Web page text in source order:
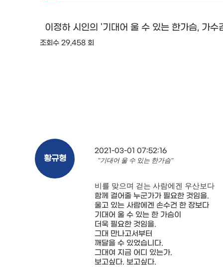
이정하 시인의 '기대어 울 수 있는 한가슴, 가수
조회수 29,458 회
황규형
2021-03-01 07:52:16
"기대어 울 수 있는 한가슴"
비를 맞으며 걷는 사람에겐 우산보다
함께 걸어줄 누군가가 필요한 것임을.
울고 있는 사람에겐 손수건 한 장보다
기대어 울 수 있는 한 가슴이
더욱 필요한 것임을.
그대 만나고서부터
깨달을 수 있었습니다.
그대여 지금 어디 있는가.
보고싶다. 보고싶다.